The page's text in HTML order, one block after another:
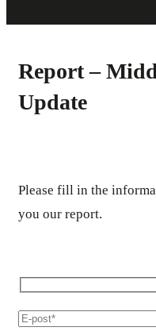
Report –
Update
Please fill in the
you our report.